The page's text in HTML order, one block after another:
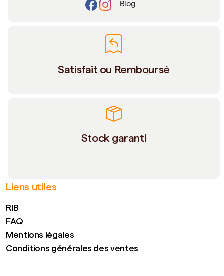
Blog
Satisfait ou Remboursé
Stock garanti
Liens utiles
RIB
FAQ
Mentions légales
Conditions générales des ventes